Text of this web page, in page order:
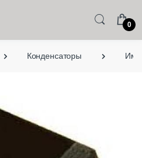
0
Конденсаторы